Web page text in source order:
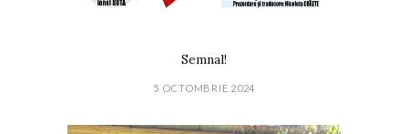
Semnal!
5 OCTOMBRIE 2024